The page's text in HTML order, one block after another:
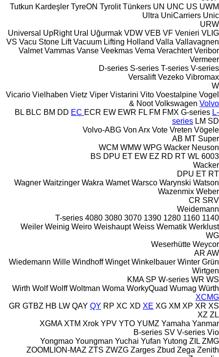
Tutkun Kardeşler TyreON Tyrolit Tünkers UN UNC US UWM
Ultra UniCarriers Unic
URW
Universal UpRight Ural Uğurmak VDW VEB VF Venieri VLIG
VS Vacu Stone Lift Vacuum Lifting Holland Valla Vallavagnen
Valmet Vammas Vanse Veekmas Vema Verachtert Veribor
Vermeer
D-series S-series T-series V-series
Versalift Vezeko Vibromax
W
Vicario Vielhaben Vietz Viper Vistarini Vito Voestalpine Vogel
& Noot Volkswagen Volvo
BL BLC BM DD EC ECR EW EWR FL FM FMX G-series L-
series LM SD
Volvo-ABG Von Arx Vote Vreten Vögele
AB MT Super
WCM WMW WPG Wacker Neuson
6003
BS DPU ET EW EZ RD RT WL
Wacker
DPU ET RT
Wagner Waitzinger Wakra Wamet Warsco Warynski Watson
Wazenmix Weber
CR SRV
Weidemann
1140
1160
1280
1390
3070
3080
4080
T-series
Weiler Weinig Weiro Weishaupt Weiss Wematik Werklust
WG
Weserhütte Weycor
AR AW
Wiedemann Wille Windhoff Winget Winkelbauer Winter Grün
Wirtgen
KMA SP W-series WR WS
Wirth Wolf Wolff Woltman Woma WorkyQuad Wumag Würth
XCMG
GR GTBZ HB LW QAY QY RP XC XD XE XG XM XP XR XS
XZ ZL
XGMA XTM Xrok YPV YTO YUMZ Yamaha Yanmar
B-series SV V-series Vio
Yongmao Youngman Yuchai Yufan Yutong ZIL ZMG
ZOOMLION-MAZ ZTS ZWZG Zarges Zbud Zega Zenith